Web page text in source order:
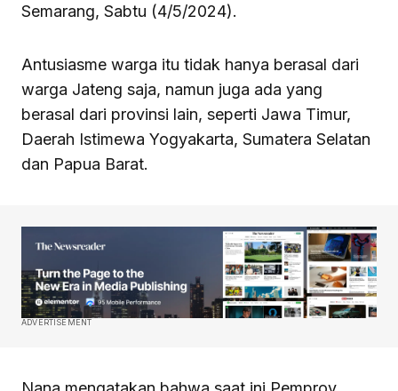
Semarang, Sabtu (4/5/2024).
Antusiasme warga itu tidak hanya berasal dari
warga Jateng saja, namun juga ada yang
berasal dari provinsi lain, seperti Jawa Timur,
Daerah Istimewa Yogyakarta, Sumatera Selatan
dan Papua Barat.
ADVERTISEMENT